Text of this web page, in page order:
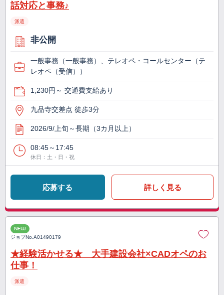
話対応と事務♪
派遣
非公開
一般事務（一般事務）、テレオペ・コールセンター（テ
レオペ（受信））
1,230円～ 交通費支給あり
九品寺交差点 徒歩3分
2026/9/上旬～長期（3カ月以上）
08:45～17:45
休日：土・日・祝
応募する 詳しく見る
NEW
ジョブNo.A01490179
★経験活かせる★ 大手建設会社×CADオペのお
仕事！
派遣